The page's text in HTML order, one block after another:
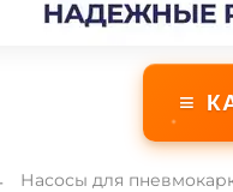
≡
Насосы для